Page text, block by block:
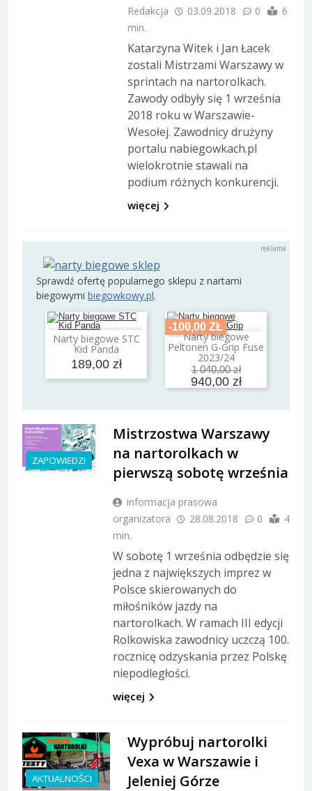
Redakcja 03.09.2018 0
6
min.
Katarzyna Witek i Jan Łacek
zostali Mistrzami Warszawy w
sprintach na nartorolkach.
Zawody odbyły się 1 września
2018 roku w Warszawie-
Wesołej. Zawodnicy drużyny
portalu nabiegowkach.pl
wielokrotnie stawali na
podium różnych konkurencji.
więcej
Sprawdź ofertę popularnego sklepu z nartami
biegowymi biegowkowy.pl.
Narty biegowe STC
Kid Panda
189,00 zł
Dodaj do koszyka
-100,00 ZŁ
Narty biegowe
Peltonen G-Grip Fuse
2023/24
1 040,00 zł
940,00 zł
Dodaj do koszyka
ZAPOWIEDZI
Mistrzostwa Warszawy
na nartorolkach w
pierwszą sobotę września
informacja prasowa
organizatora
28.08.2018 0
4
min.
W sobotę 1 września odbędzie się
jedna z największych imprez w
Polsce skierowanych do
miłośników jazdy na
nartorolkach. W ramach III edycji
Rolkowiska zawodnicy uczczą 100.
rocznicę odzyskania przez Polskę
niepodległości.
więcej
AKTUALNOŚCI
Wypróbuj nartorolki
Vexa w Warszawie i
Jeleniej Górze